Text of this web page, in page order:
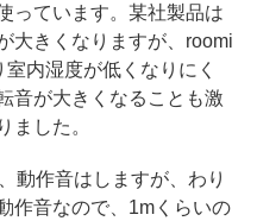
っています。某社製品は
大きくなりますが、roomi
内湿度が低くなりにく
音が大きくなることも激
ました。
動作音はしますが、わり
作音なので、1mくらいの